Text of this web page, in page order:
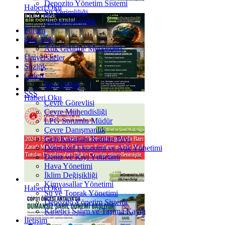
Haberi Oku
Haberi Oku
Haberi Oku
Depozito Yönetim Sistemi
Su Verimliliği
Sürdürülebilirlik
Forum
Sıfır Atık
Atık Getirme Merkezleri
Üniversiteler
Sözlük
Galeri
Foto Galeri
SSS
Çevre Görevlisi
Çevre Mühendisliği
LPG Sorumlu Müdür
Çevre Danışmanlık
Geri Kazanım Katılım Payı
Döngüsel Ekonomi ve Atık Yönetimi
Deniz ve Kıyı Yönetimi
Hava Yönetimi
İklim Değişikliği
Kimyasallar Yönetimi
Su ve Toprak Yönetimi
Depozito Yönetim Sistemi
Kirletici Salım ve Taşıma Kaydı
İletişim